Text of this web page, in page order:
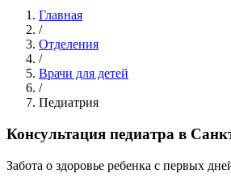
Главная
/
Отделения
/
Врачи для детей
/
Педиатрия
Консультация педиатра в
Забота о здоровье ребенка с первых